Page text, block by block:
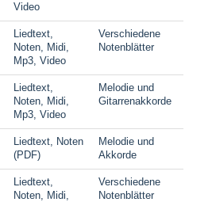
Video
Liedtext,
Noten, Midi,
Mp3, Video
Verschiedene
Notenblätter
Liedtext,
Noten, Midi,
Mp3, Video
Melodie und
Gitarrenakkorde
Liedtext, Noten
(PDF)
Melodie und
Akkorde
Liedtext,
Noten, Midi,
Verschiedene
Notenblätter